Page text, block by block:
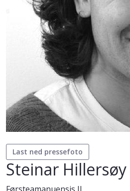
Last ned pressefoto
Steinar